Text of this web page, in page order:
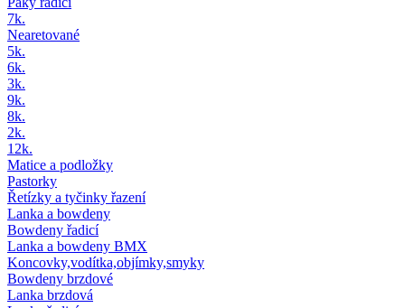
7k.
Nearetované
5k.
6k.
3k.
9k.
8k.
2k.
12k.
Matice a podložky
Pastorky
Řetízky a tyčinky řazení
Lanka a bowdeny
Bowdeny řadicí
Lanka a bowdeny BMX
Koncovky,vodítka,objímky,smyky
Bowdeny brzdové
Lanka brzdová